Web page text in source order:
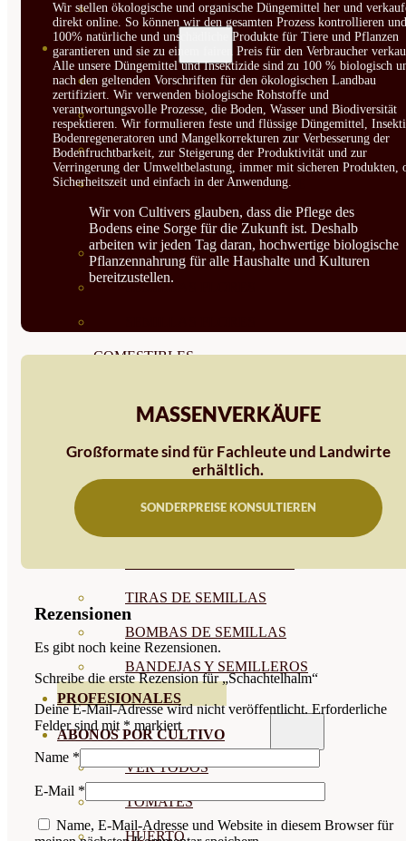
GROWPUNCH
SEMILLAS
VER TODAS
BIODINÁMICAS DEMETER
HORTALIZA FRUTO
SEMILLAS HORTALIZA DE
HOJA
SEMILLAS AROMÁTICAS
SEMILLAS FLORES
COMESTIBLES
SEMILLAS BRASICAS
SEMILLAS RAÍZ
TIRAS DE SEMILLAS
BOMBAS DE SEMILLAS
BANDEJAS Y SEMILLEROS
PROFESIONALES
ABONOS POR CULTIVO
VER TODOS
TOMATES
HUERTO
Wir stellen ökologische und organische Düngemittel her und
direkt online. So können wir den gesamten Prozess kontrollieren und
100% natürliche und unschädliche Produkte für Tiere und Pflanzen
garantieren und sie zu einem fairen Preis für den Verbraucher
Alle unsere Düngemittel und Insektizide sind zu 100 % biologisch
nach den geltenden Vorschriften für den ökologischen Landbau
zertifiziert. Wir verwenden biologische Rohstoffe und
verantwortungsvolle Prozesse, die Boden, Wasser und Biodiversität
respektieren. Wir formulieren feste und flüssige Düngemittel,
Bodenregeneratoren und Mangelkorrekturen zur Verbesserung der
Bodenfruchtbarkeit, zur Steigerung der Produktivität und zur
Verringerung der Umweltbelastung, immer mit sicheren Produkten,
Sicherheitszeit und einfach in der Anwendung.
Wir von Cultivers glauben, dass die Pflege des
Bodens eine Sorge für die Zukunft ist. Deshalb
arbeiten wir jeden Tag daran, hochwertige biologische
Pflanzennahrung für alle Haushalte und Kulturen
bereitzustellen.
MASSENVERKÄUFE
Großformate sind für Fachleute und Landwirte
erhältlich.
SONDERPREISE KONSULTIEREN
Rezensionen
Es gibt noch keine Rezensionen.
Schreibe die erste Rezension für „Schachtelhalm“
Deine E-Mail-Adresse wird nicht veröffentlicht. Erforderliche
Felder sind mit * markiert
Name *
E-Mail *
Name, E-Mail-Adresse und Website in diesem Browser für